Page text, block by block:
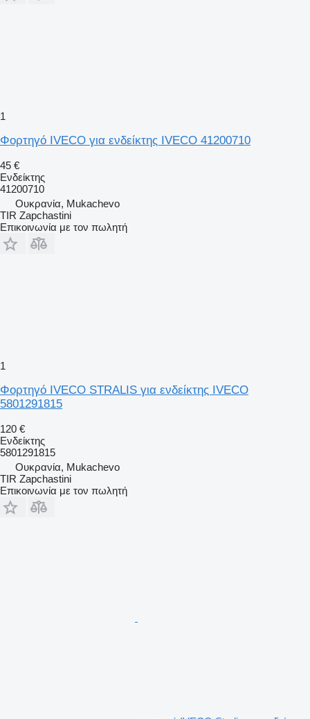
1
Φορτηγό IVECO για ενδείκτης IVECO 41200710
45 €
Ενδείκτης
41200710
Ουκρανία, Mukachevo
TIR Zapchastini
Επικοινωνία με τον πωλητή
1
Φορτηγό IVECO STRALIS για ενδείκτης IVECO
5801291815
120 €
Ενδείκτης
5801291815
Ουκρανία, Mukachevo
TIR Zapchastini
Επικοινωνία με τον πωλητή